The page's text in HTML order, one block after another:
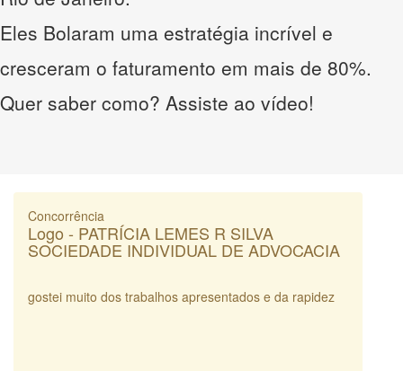
Eles Bolaram uma estratégia incrível e
cresceram o faturamento em mais de 80%.
Quer saber como? Assiste ao vídeo!
Concorrência
Logo - PATRÍCIA LEMES R SILVA
SOCIEDADE INDIVIDUAL DE ADVOCACIA
gostei muito dos trabalhos apresentados e da rapidez